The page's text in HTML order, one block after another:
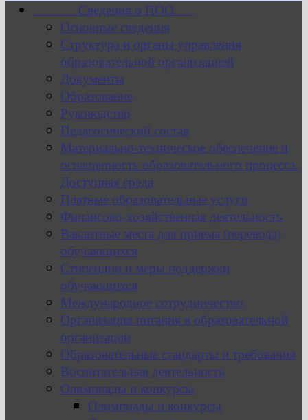
Сведения о ПОО
Основные сведения
Структура и органы управления
образовательной организацией
Документы
Образование
Руководство
Педагогический состав
Материально-техническое обеспечение и
оснащенность образовательного процесса.
Доступная среда
Платные образовательные услуги
Финансово-хозяйственная деятельность
Вакантные места для приема (перевода)
обучающихся
Стипендии и меры поддержки
обучающихся
Международное сотрудничество
Организация питания в образовательной
организации
Образовательные стандарты и требования
Воспитательная деятельность
Олимпиады и конкурсы
Олимпиады и конкурсы